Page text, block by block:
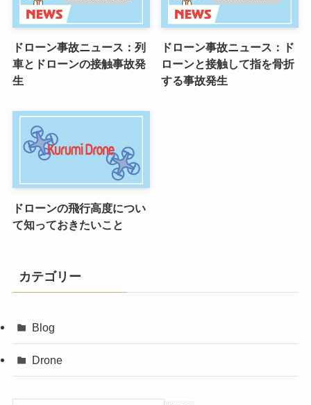
ドローン事故ニュース：列
車とドローンの接触事故発
生
ドローン事故ニュース：ド
ローンと接触して指を骨折
する事故発生
ドローンの飛行高度につい
て知っておきたいこと
カテゴリー
Blog
Drone